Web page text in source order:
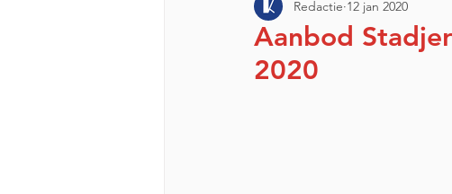
Aanbod
2020
Redactie 12 jan 2020